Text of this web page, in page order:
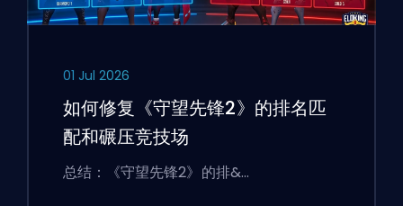
01 Jul 2026
如何修复《守望先锋2》的排名匹
配和碾压竞技场
总结：《守望先锋2》的排&…